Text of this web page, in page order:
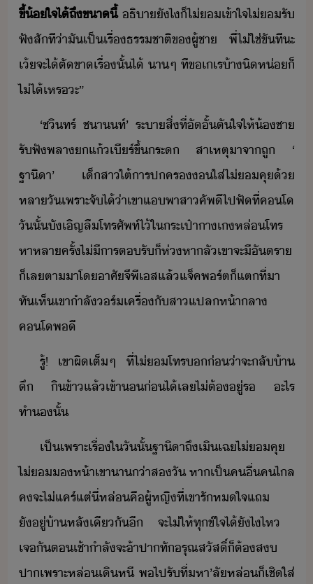
ขี้​้ใจ​ไ้​ถึขา​ี้​ธิา​ัไ​็​ไ่​เข้าใจ​ไ่รั​
ฟั​สัที​่า​ั​เป็เรื่​ธรรชาติ​ข​ผู้ชา​ ​พี่​ไ่ใช่​ขัที​ะ​
เ้​จะ​ไ้​ตัขา​เรื่​ั้​ไ้​ ​าๆ​ ​ที​ข​เเร​้า​ิห่​็​
ไ่ไ้​เหร​ะ​”
‘​ชิทร์​ ​ชา​ท์​’​ ​ระา​สิ่​ที่​ัั้ตัใจ​ให้​้ชา​
รัฟั​พลา​แ้​เีร์​ขึ้​ระ​ ​สาเหตุ​าจา​ถู​ ​‘​
ฐาิา​’​ ​เ็สา​ใต้​ารปคร​​ใส่​ไ่​คุ​้​
หลา​ั​เพราะ​จัไ้​่า​เขา​แ​พาสา​คัพ​ี​ไป​ฟั​ที่​คโ​
​ัั้​ัเิญ​ลื​โทรศัพท์​ไ้​ใ​ระเป๋าาเ​หล่​โทร​
หา​หลาครั้​ไ่ี​ารตรั​็​ห่หา​ลั​เขา​จะ​ี​ัตรา​
็​เล​ตาา​โ​าศั​จีพีเส​แล้​แจ็ค​พร์ต​็​แต​ที่า​
ทั​เห็​เขา​ำลั​ร์​เครื่​ั​สา​แปลห้า​ลา​
คโ​พี
รู้​!​ ​เขา​ผิ​เต็ๆ​ ​ที่​ไ่​โทร​​่​่า​จะ​ลั้า​
ึ​ ​ิข้า​แล้​เข้า​่​ไ้​เล​ไ่ต้​ู่​ร​ ​ะไร​
ทำ​ั้
เป็​เพราะ​เรื่​ใ​ัั้​ฐาิา​ถึ​เิเฉ​ไ่​คุ​
ไ่​ห้า​เขา​า​่า​ส​ั​ ​หา​เป็​คื่​ค​ไล​
คจะ​ไ่แคร์​แต่​ี่​หล่​คื​ผู้หญิ​ที่​เขา​รั​หใจ​แถ​
ัู่​้า​หลั​เีั​ี​ ​จะ​ไ่​ให้​ทุข์ใจ​ไ้​ัไ​ไห​ ​
เจั​ตเช้า​ำลัจะ​้า​ปา​ทั​รุณสัสิ์​็​ต้​ส​
ปา​เพราะ​หล่​เิหี​ ​พ​ไปรั​ที​่​หา​’​ลั​หล่​็​เชิ​ใส่​